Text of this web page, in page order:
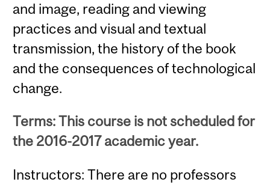
and image, reading and viewing
practices and visual and textual
transmission, the history of the book
and the consequences of technological
change.
Terms: This course is not scheduled for
the 2016-2017 academic year.
Instructors: There are no professors